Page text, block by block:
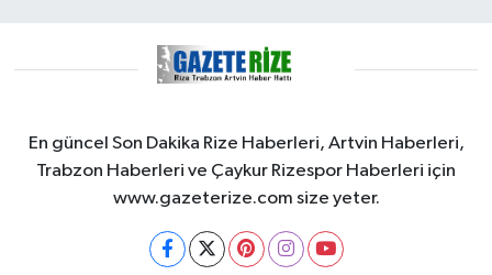
En güncel Son Dakika Rize Haberleri, Artvin Haberleri,
Trabzon Haberleri ve Çaykur Rizespor Haberleri için
www.gazeterize.com size yeter.